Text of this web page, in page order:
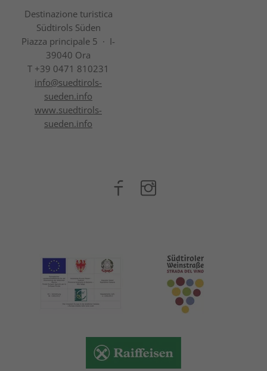
Destinazione turistica
Südtirols Süden
Piazza principale 5 · I-
39040 Ora
T +39 0471 810231
info@suedtirols-
sueden.info
www.suedtirols-
sueden.info